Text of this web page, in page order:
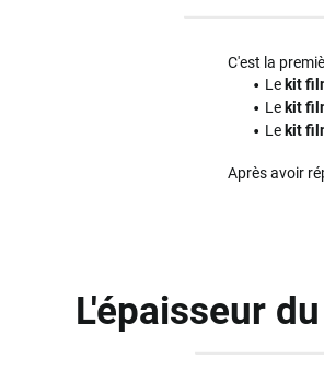
C'est la
Lekit
Lekit
Lekit
Après avoir
L'épaisseur